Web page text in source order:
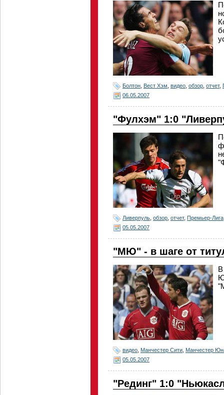
Болтон Вест Хэм видео обзор отчет,
06.05.2007
"Фулхэм" 1:0
Ливерпуль обзор отчет, Премьер-Лига
05.05.2007
"МЮ" - в шаге от
В
видео Манчестер Сити Манчестер
05.05.2007
"Рединг" 1:0